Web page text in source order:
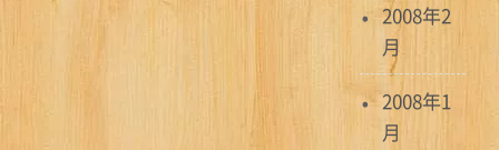
2008年2
月
2008年1
月